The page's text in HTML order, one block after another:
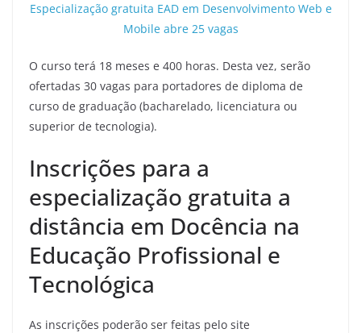
Especialização gratuita EAD em Desenvolvimento Web e
Mobile abre 25 vagas
O curso terá 18 meses e 400 horas. Desta vez, serão
ofertadas 30 vagas para portadores de diploma de
curso de graduação (bacharelado, licenciatura ou
superior de tecnologia).
Inscrições para a
especialização gratuita a
distância em Docência na
Educação Profissional e
Tecnológica
As inscrições poderão ser feitas pelo site